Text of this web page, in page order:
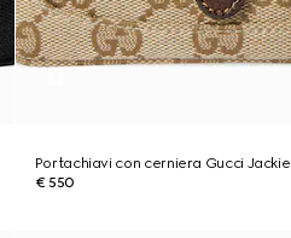
Portachiavi con cerniera Gucci Jackie
€ 550